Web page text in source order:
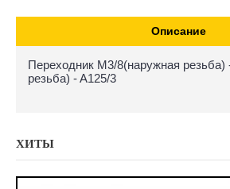
Описание
Переходник M3/8(наружная резьба)
резьба) - A125/3
ХИТЫ